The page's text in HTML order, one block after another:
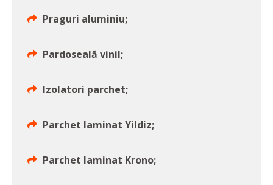
Praguri aluminiu;
Pardoseală vinil;
Izolatori parchet;
Parchet laminat Yildiz;
Parchet laminat Krono;